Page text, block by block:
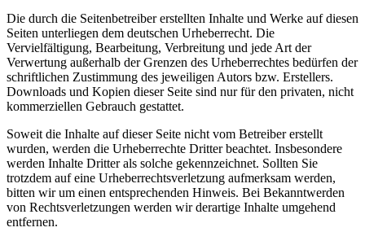
Die durch die Seitenbetreiber erstellten Inhalte und Werke auf diesen
Seiten unterliegen dem deutschen Urheberrecht. Die
Vervielfältigung, Bearbeitung, Verbreitung und jede Art der
Verwertung außerhalb der Grenzen des Urheberrechtes bedürfen der
schriftlichen Zustimmung des jeweiligen Autors bzw. Erstellers.
Downloads und Kopien dieser Seite sind nur für den privaten, nicht
kommerziellen Gebrauch gestattet.
Soweit die Inhalte auf dieser Seite nicht vom Betreiber erstellt
wurden, werden die Urheberrechte Dritter beachtet. Insbesondere
werden Inhalte Dritter als solche gekennzeichnet. Sollten Sie
trotzdem auf eine Urheberrechtsverletzung aufmerksam werden,
bitten wir um einen entsprechenden Hinweis. Bei Bekanntwerden
von Rechtsverletzungen werden wir derartige Inhalte umgehend
entfernen.